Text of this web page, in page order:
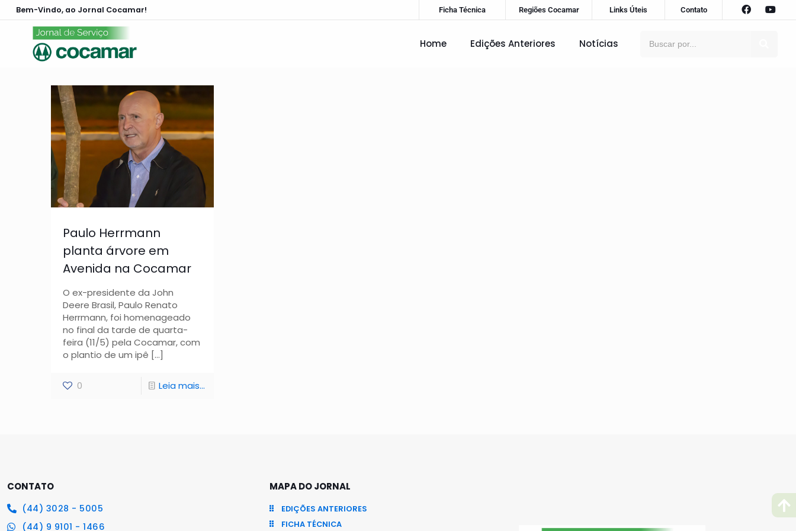
Bem-Vindo, ao Jornal Cocamar! Ficha Técnica Regiões Cocamar Links Úteis Contato
Home Edições Anteriores Notícias
Paulo Herrmann
planta árvore em
Avenida na Cocamar
O ex-presidente da John
Deere Brasil, Paulo Renato
Herrmann, foi homenageado
no final da tarde de quarta-
feira (11/5) pela Cocamar, com
o plantio de um ipê […]
0 Leia mais...
CONTATO
(44) 3028 - 5005
(44) 9 9101 - 1466
MAPA DO JORNAL
EDIÇÕES ANTERIORES
FICHA TÉCNICA